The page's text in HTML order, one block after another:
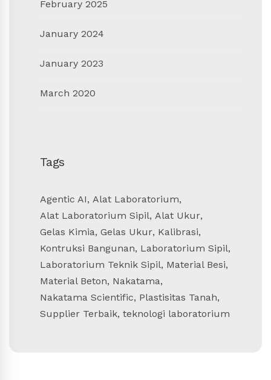
February 2025
January 2024
January 2023
March 2020
Tags
Agentic AI, Alat Laboratorium,
Alat Laboratorium Sipil, Alat Ukur,
Gelas Kimia, Gelas Ukur, Kalibrasi,
Kontruksi Bangunan, Laboratorium Sipil,
Laboratorium Teknik Sipil, Material Besi,
Material Beton, Nakatama,
Nakatama Scientific, Plastisitas Tanah,
Supplier Terbaik, teknologi laboratorium